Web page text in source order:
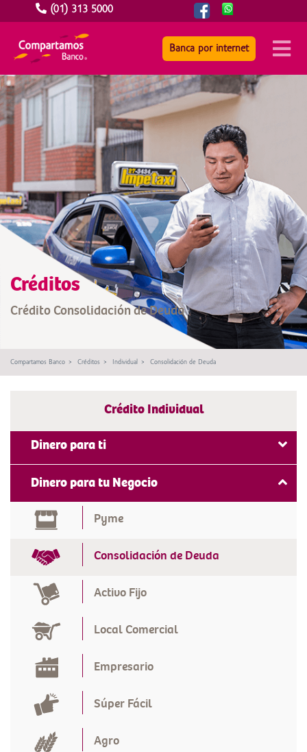
(01) 313 5000
Banca por internet
Créditos
Crédito Consolidación de Deuda
Compartamos Banco Créditos Individual Consolidación de Deuda
Crédito Individual
Dinero para ti
Efectivo
Vivienda
Dinero para tu Negocio
Pyme
Consolidación de Deuda
Activo Fijo
Local Comercial
Empresario
Súper Fácil
Agro